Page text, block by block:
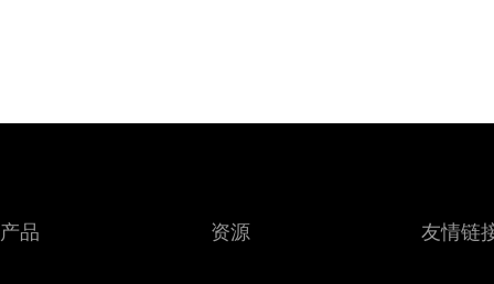
产品 资源 友情链